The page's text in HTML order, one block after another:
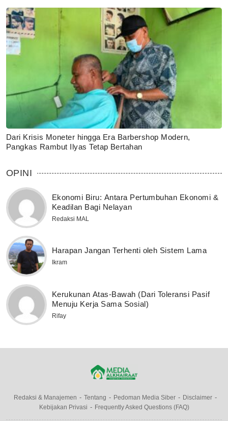
Dari Krisis Moneter hingga Era Barbershop Modern,
Pangkas Rambut Ilyas Tetap Bertahan
OPINI
Ekonomi Biru: Antara Pertumbuhan Ekonomi &
Keadilan Bagi Nelayan
Redaksi MAL
Harapan Jangan Terhenti oleh Sistem Lama
Ikram
Kerukunan Atas-Bawah (Dari Toleransi Pasif
Menuju Kerja Sama Sosial)
Rifay
Redaksi & Manajemen Tentang Pedoman Media Siber
Disclaimer
Kebijakan Privasi
Frequently Asked Questions (FAQ)